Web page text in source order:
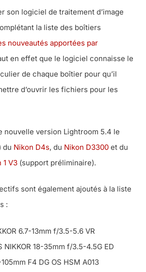
son logiciel de traitement d’image
la liste des boîtiers
nouveautés apportées par
en effet que le logiciel connaisse le
de chaque boîtier pour qu’il
d’ouvrir les fichiers pour les
nouvelle version Lightroom 5.4 le
du Nikon D4s, du Nikon D3300 et du
1 V3 (support préliminaire).
sont également ajoutés à la liste
:
6.7-13mm f/3.5-5.6 VR
NIKKOR 18-35mm f/3.5-4.5G ED
F4 DG OS HSM A013